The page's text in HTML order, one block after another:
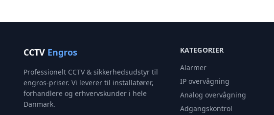
CCTV Engros
Professionelt CCTV & sikkerhedsudstyr til
engros-priser. Vi leverer til installatører,
forhandlere og erhvervskunder i hele
Danmark.
KATEGORIER
Alarmer
IP overvågning
Analog overvågning
Adgangskontrol